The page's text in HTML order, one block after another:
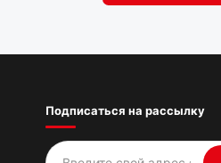
Подписаться на рассылку